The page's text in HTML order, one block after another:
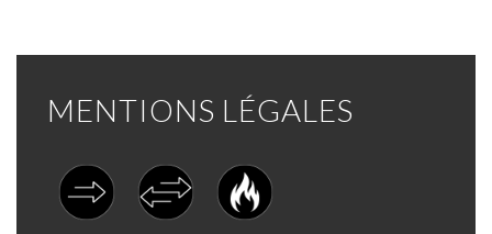
MENTIONS LÉGALES